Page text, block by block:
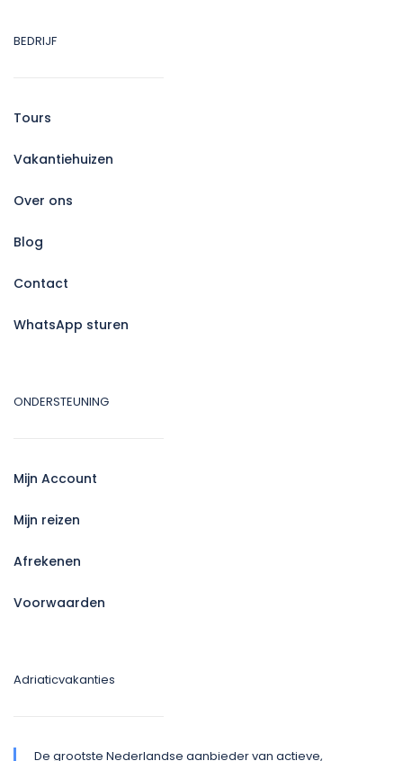
BEDRIJF
Tours
Vakantiehuizen
Over ons
Blog
Contact
WhatsApp sturen
ONDERSTEUNING
Mijn Account
Mijn reizen
Afrekenen
Voorwaarden
Adriaticvakanties
De grootste Nederlandse aanbieder van actieve,